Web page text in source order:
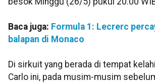
Baca juga: Formula 1: Lecrerc
balapan di Monaco
Di sirkuit yang berada di tempat
Carlo ini, pada musim-musim